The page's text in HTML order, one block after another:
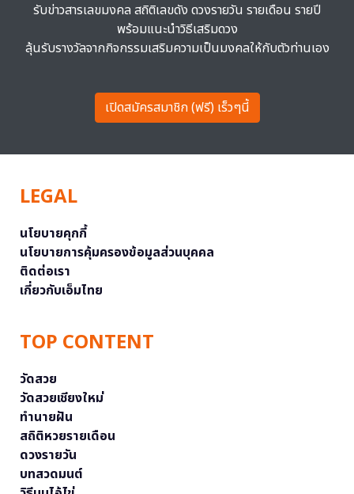
รับข่าวสารเลขมงคล สถิติเลขดัง ดวงรายวัน รายเดือน รายปี
พร้อมแนะนำวิธีเสริมดวง
ลุ้นรับรางวัลจากกิจกรรมเสริมความเป็นมงคลให้กับตัวท่านเอง
เปิดสมัครสมาชิก (ฟรี) เร็วๆนี้
LEGAL
นโยบายคุกกี้
นโยบายการคุ้มครองข้อมูลส่วนบุคคล
ติดต่อเรา
เกี่ยวกับเอ็มไทย
TOP CONTENT
วัดสวย
วัดสวยเชียงใหม่
ทำนายฝัน
สถิติหวยรายเดือน
ดวงรายวัน
บทสวดมนต์